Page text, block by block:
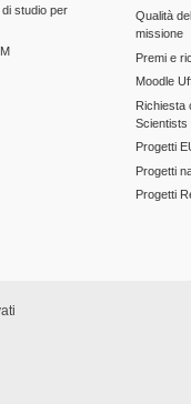
studio per
Qualità
missione
Premi e
Moodle
Richiesta
Scientists
Progetti
Progetti
Progetti